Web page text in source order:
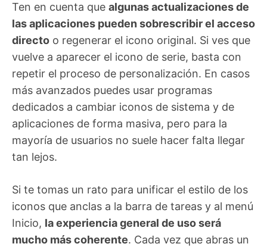
Ten en cuenta que algunas actualizaciones de
las aplicaciones pueden sobrescribir el acceso
directo o regenerar el icono original. Si ves que
vuelve a aparecer el icono de serie, basta con
repetir el proceso de personalización. En casos
más avanzados puedes usar programas
dedicados a cambiar iconos de sistema y de
aplicaciones de forma masiva, pero para la
mayoría de usuarios no suele hacer falta llegar
tan lejos.
Si te tomas un rato para unificar el estilo de los
iconos que anclas a la barra de tareas y al menú
Inicio, la experiencia general de uso será
mucho más coherente. Cada vez que abras un